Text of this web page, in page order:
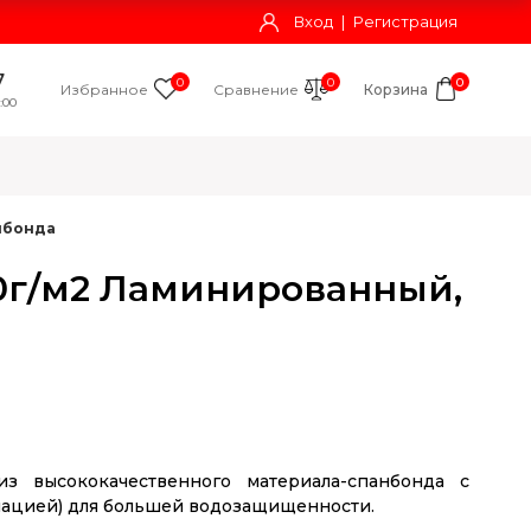
Вход | Регистрация
Избранное 0 Сравнение 0 Корзина 0
м2 Ламинированный,
высококачественного материала-спанбонда с
для большей водозащищенности.